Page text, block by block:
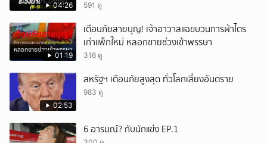
04:26 591 ดู
01:19
เตือนภัยสายบุญ! เจ้าอาวาสแฉขบวนการผ้าไตร
เก่าแพ็กใหม่ หลอกขายช่วงเข้าพรรษา
316 ดู
02:53
สหรัฐฯ เตือนภัยสูงสุด ทั่วโลกเสี่ยงอันตราย
983 ดู
6 อารมณ์? กับนักแข่ง EP.1